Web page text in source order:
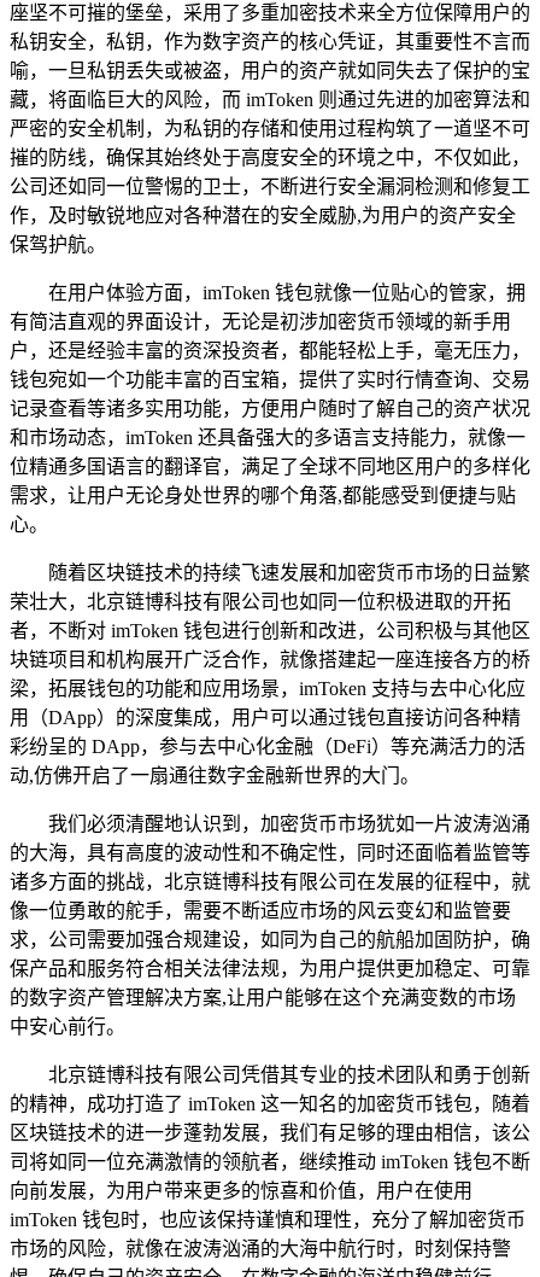
座坚不可摧的堡垒，采用了多重加密技术来全方位保障用户的
私钥安全，私钥，作为数字资产的核心凭证，其重要性不言而
喻，一旦私钥丢失或被盗，用户的资产就如同失去了保护的宝
藏，将面临巨大的风险，而 imToken 则通过先进的加密算法和
严密的安全机制，为私钥的存储和使用过程构筑了一道坚不可
摧的防线，确保其始终处于高度安全的环境之中，不仅如此，
公司还如同一位警惕的卫士，不断进行安全漏洞检测和修复工
作，及时敏锐地应对各种潜在的安全威胁,为用户的资产安全
保驾护航。
在用户体验方面，imToken 钱包就像一位贴心的管家，拥
有简洁直观的界面设计，无论是初涉加密货币领域的新手用
户，还是经验丰富的资深投资者，都能轻松上手，毫无压力，
钱包宛如一个功能丰富的百宝箱，提供了实时行情查询、交易
记录查看等诸多实用功能，方便用户随时了解自己的资产状况
和市场动态，imToken 还具备强大的多语言支持能力，就像一
位精通多国语言的翻译官，满足了全球不同地区用户的多样化
需求，让用户无论身处世界的哪个角落,都能感受到便捷与贴
心。
随着区块链技术的持续飞速发展和加密货币市场的日益繁
荣壮大，北京链博科技有限公司也如同一位积极进取的开拓
者，不断对 imToken 钱包进行创新和改进，公司积极与其他区
块链项目和机构展开广泛合作，就像搭建起一座连接各方的桥
梁，拓展钱包的功能和应用场景，imToken 支持与去中心化应
用（DApp）的深度集成，用户可以通过钱包直接访问各种精
彩纷呈的 DApp，参与去中心化金融（DeFi）等充满活力的活
动,仿佛开启了一扇通往数字金融新世界的大门。
我们必须清醒地认识到，加密货币市场犹如一片波涛汹涌
的大海，具有高度的波动性和不确定性，同时还面临着监管等
诸多方面的挑战，北京链博科技有限公司在发展的征程中，就
像一位勇敢的舵手，需要不断适应市场的风云变幻和监管要
求，公司需要加强合规建设，如同为自己的航船加固防护，确
保产品和服务符合相关法律法规，为用户提供更加稳定、可靠
的数字资产管理解决方案,让用户能够在这个充满变数的市场
中安心前行。
北京链博科技有限公司凭借其专业的技术团队和勇于创新
的精神，成功打造了 imToken 这一知名的加密货币钱包，随着
区块链技术的进一步蓬勃发展，我们有足够的理由相信，该公
司将如同一位充满激情的领航者，继续推动 imToken 钱包不断
向前发展，为用户带来更多的惊喜和价值，用户在使用
imToken 钱包时，也应该保持谨慎和理性，充分了解加密货币
市场的风险，就像在波涛汹涌的大海中航行时，时刻保持警